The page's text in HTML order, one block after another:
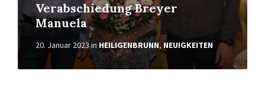
Verabschiedung Breyer
Manuela
20. Januar 2023 in HEILIGENBRUNN,NEUIGKEITEN